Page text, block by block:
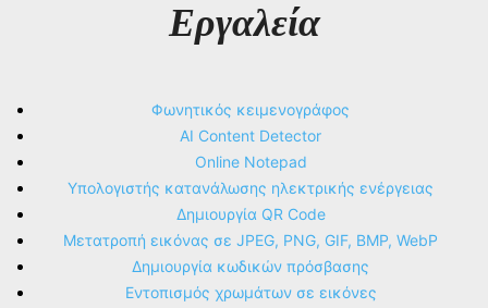
Εργαλεία
Φωνητικός κειμενογράφος
AI Content Detector
Online Notepad
Υπολογιστής κατανάλωσης ηλεκτρικής ενέργειας
Δημιουργία QR Code
Μετατροπή εικόνας σε JPEG, PNG, GIF, BMP, WebP
Δημιουργία κωδικών πρόσβασης
Εντοπισμός χρωμάτων σε εικόνες